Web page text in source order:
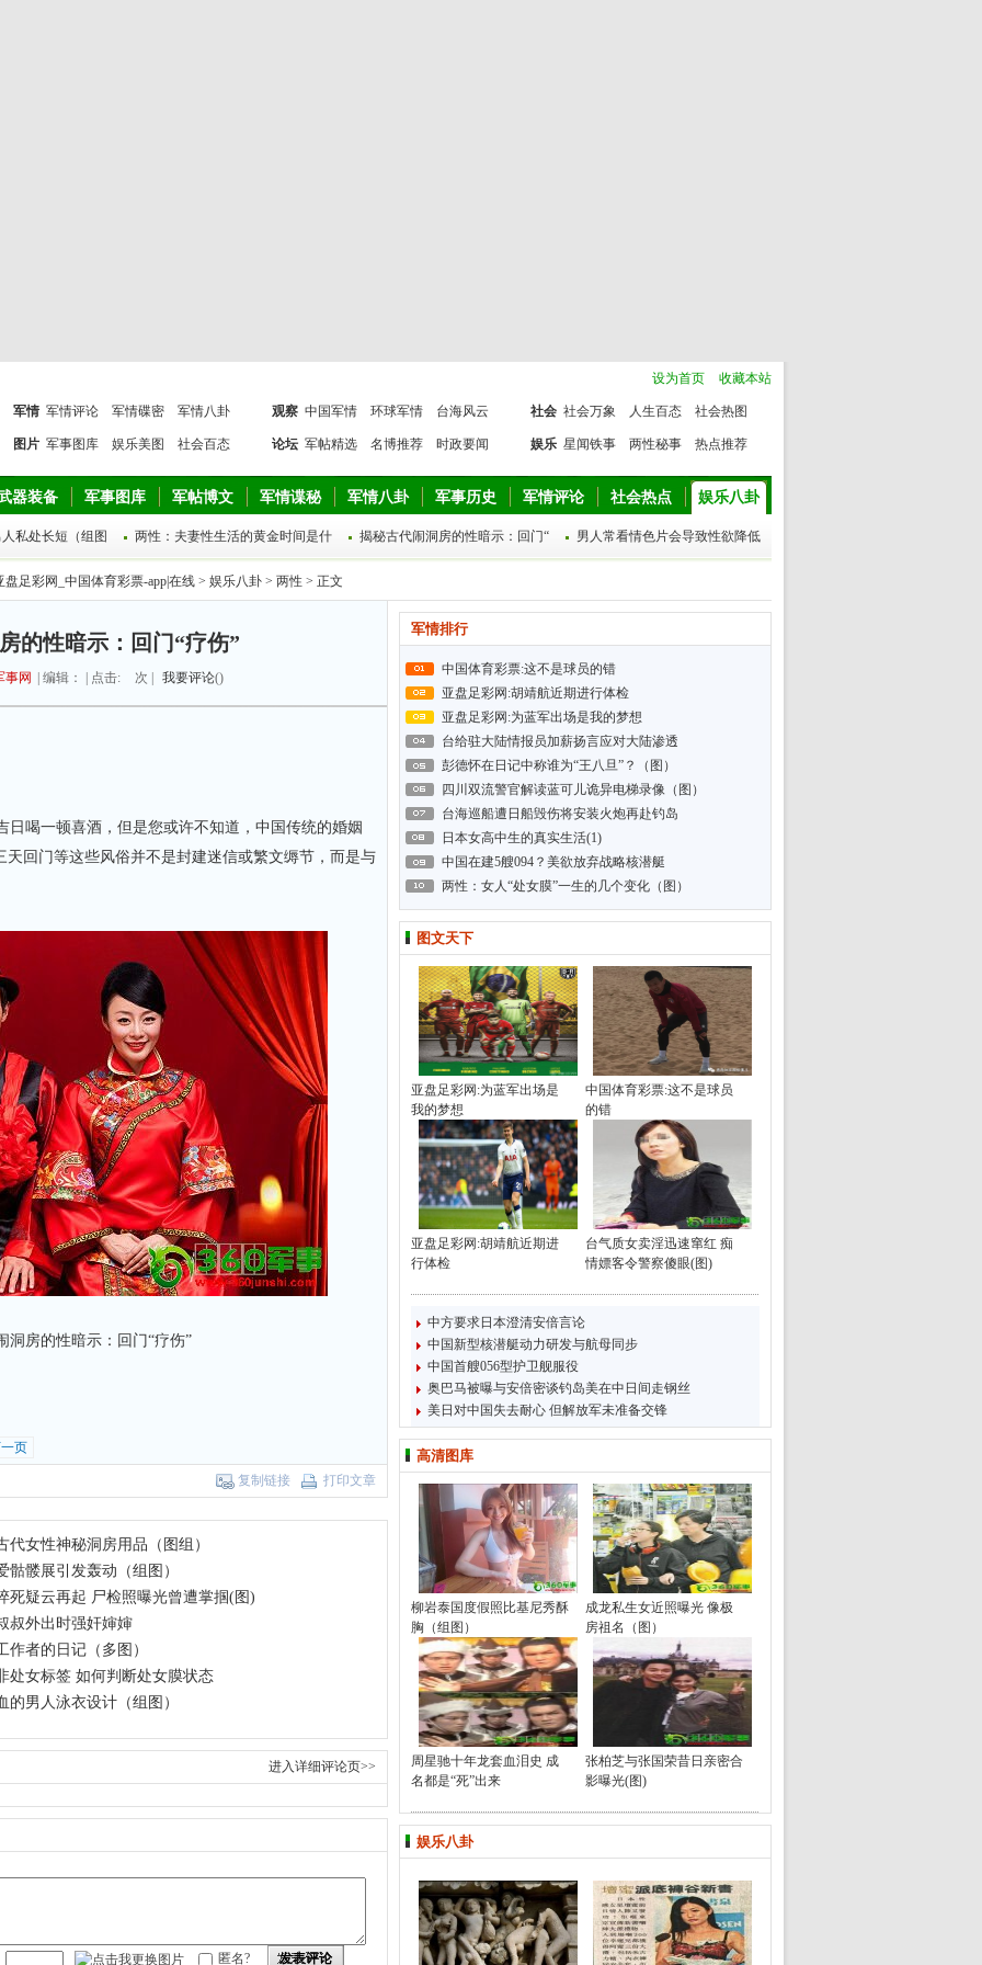
设为首页 收藏本站
军情 军情评论 军情碟密 军情八卦
图片 军事图库 娱乐美图 社会百态
观察 中国军情 环球军情 台海风云
论坛 军帖精选 名博推荐 时政要闻
社会 社会万象 人生百态 社会热图
娱乐 星闻铁事 两性秘事 热点推荐
器装备 军事图库 军帖博文 军情谍秘 军情八卦 军事历史 军情评论 社会热点 娱乐八卦
私处长短（组图 两性：夫妻性生活的黄金时间是什 揭秘古代闹洞房的性暗示：回门“ 男人常看情色片会导致性欲降低
盘足彩网_中国体育彩票-app|在线 > 娱乐八卦 > 两性 > 正文
军情排行
中国体育彩票:这不是球员的错
亚盘足彩网:胡靖航近期进行体检
亚盘足彩网:为蓝军出场是我的梦想
台给驻大陆情报员加薪扬言应对大陆渗透
彭德怀在日记中称谁为“王八旦”？（图）
四川双流警官解读蓝可儿诡异电梯录像（图）
台海巡船遭日船毁伤将安装火炮再赴钓岛
日本女高中生的真实生活(1)
中国在建5艘094？美欲放弃战略核潜艇
两性：女人“处女膜”一生的几个变化（图）
图文天下
亚盘足彩网:为蓝军出场是
我的梦想
中国体育彩票:这不是球员
的错
亚盘足彩网:胡靖航近期进
行体检
台气质女卖淫迅速窜红 痴
情嫖客令警察傻眼(图)
中方要求日本澄清安倍言论
中国新型核潜艇动力研发与航母同步
中国首艘056型护卫舰服役
奥巴马被曝与安倍密谈钓岛美在中日间走钢丝
美日对中国失去耐心 但解放军未准备交锋
高清图库
柳岩泰国度假照比基尼秀酥
胸（组图）
成龙私生女近照曝光 像极
房祖名（图）
周星驰十年龙套血泪史 成
名都是“死”出来
张柏芝与张国荣昔日亲密合
影曝光(图)
娱乐八卦
的性暗示：回门“疗伤”
事网 | 编辑： | 点击: 次 | 我要评论()
喝一顿喜酒，但是您或许不知道，中国传统的婚姻
回门等这些风俗并不是封建迷信或繁文缛节，而是与
房的性暗示：回门“疗伤”
页
复制链接 打印文章
代女性神秘洞房用品（图组）
骷髅展引发轰动（组图）
死疑云再起 尸检照曝光曾遭掌掴(图)
叔外出时强奸婶婶
作者的日记（多图）
处女标签 如何判断处女膜状态
的男人泳衣设计（组图）
进入详细评论页>>
匿名? 发表评论